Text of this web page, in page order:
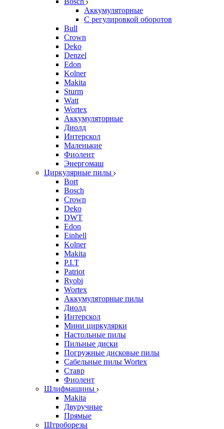
Аккумуляторные
С регулировкой оборотов
Bull
Crown
Deko
Denzel
Edon
Kolner
Makita
Sturm
Watt
Wortex
Аккумуляторные
Диолд
Интерскол
Маленькие
Фиолент
Энергомаш
Циркулярные пилы
Bort
Bosch
Crown
Deko
DWT
Edon
Einhell
Kolner
Makita
P.I.T
Patriot
Ryobi
Wortex
Аккумуляторные пилы
Диолд
Интерскол
Мини циркулярки
Настольные пилы
Пильные диски
Погружные дисковые пилы
Сабельные пилы Wortex
Ставр
Фиолент
Шлифмашины
Makita
Двуручные
Прямые
Штроборезы